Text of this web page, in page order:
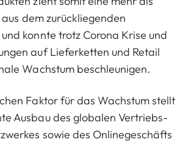
dem zurückliegenden
konnte trotz Corona Krise und
auf Lieferketten und Retail
Wachstum beschleunigen.
Faktor für das Wachstum stellt
Ausbau des globalen Vertriebs-
sowie des Onlinegeschäfts